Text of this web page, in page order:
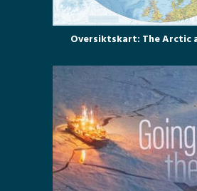
Oversiktskart: The Arctic